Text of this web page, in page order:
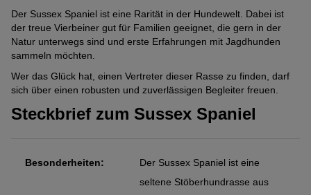
Der Sussex Spaniel ist eine Rarität in der Hundewelt. Dabei ist
der treue Vierbeiner gut für Familien geeignet, die gern in der
Natur unterwegs sind und erste Erfahrungen mit Jagdhunden
sammeln möchten.
Wer das Glück hat, einen Vertreter dieser Rasse zu finden, darf
sich über einen robusten und zuverlässigen Begleiter freuen.
Steckbrief zum Sussex Spaniel
Besonderheiten:
Der Sussex Spaniel ist eine
seltene Stöberhundrasse aus